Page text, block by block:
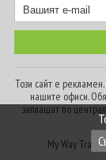
Този сайт е
нашите офиси.
заплащат по
My Way